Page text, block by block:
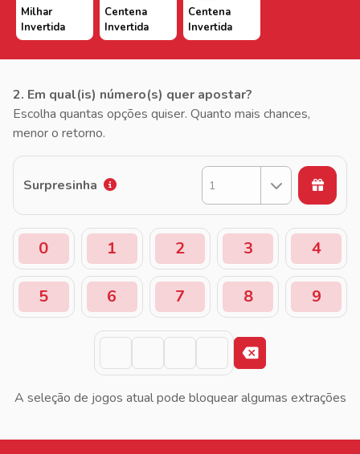
Milhar
Invertida
Centena
Invertida
Centena
Invertida
2. Em qual(is) número(s) quer apostar?
Escolha quantas opções quiser. Quanto mais chances,
menor o retorno.
Surpresinha 1
0 1 2 3 4
5 6 7 8 9
A seleção de jogos atual pode bloquear algumas extrações